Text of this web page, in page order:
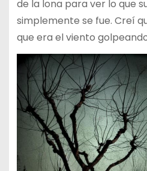
de la lona para ver lo que
simplemente se fue. Creí
que era el viento